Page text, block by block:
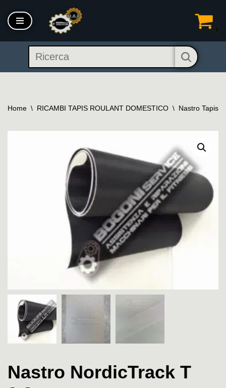
Vai
contenuto
Home \ RICAMBI TAPIS ROULANT DOMESTICO \ Nastro Tapis
Nastro NordicTrack T